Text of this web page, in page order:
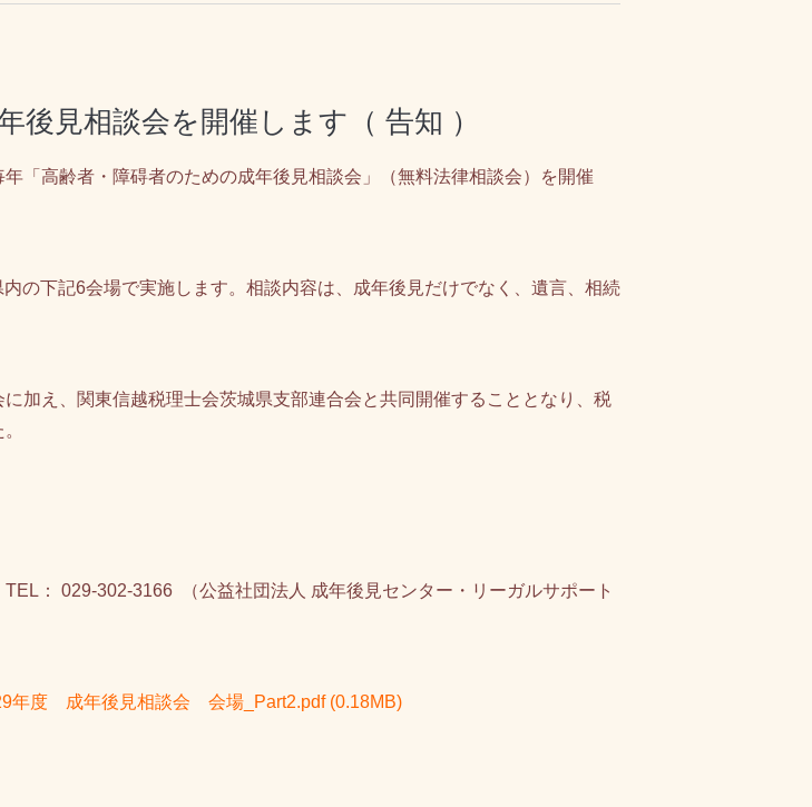
後見相談会を開催します（ 告知 ）
「高齢者・障碍者のための成年後見相談会」（無料法律相談会）を開催
の下記6会場で実施します。相談内容は、成年後見だけでなく、遺言、相続
加え、関東信越税理士会茨城県支部連合会と共同開催することとなり、税
： 029-302-3166 （公益社団法人 成年後見センター・リーガルサポート
年度 成年後見相談会 会場_Part2.pdf (0.18MB)